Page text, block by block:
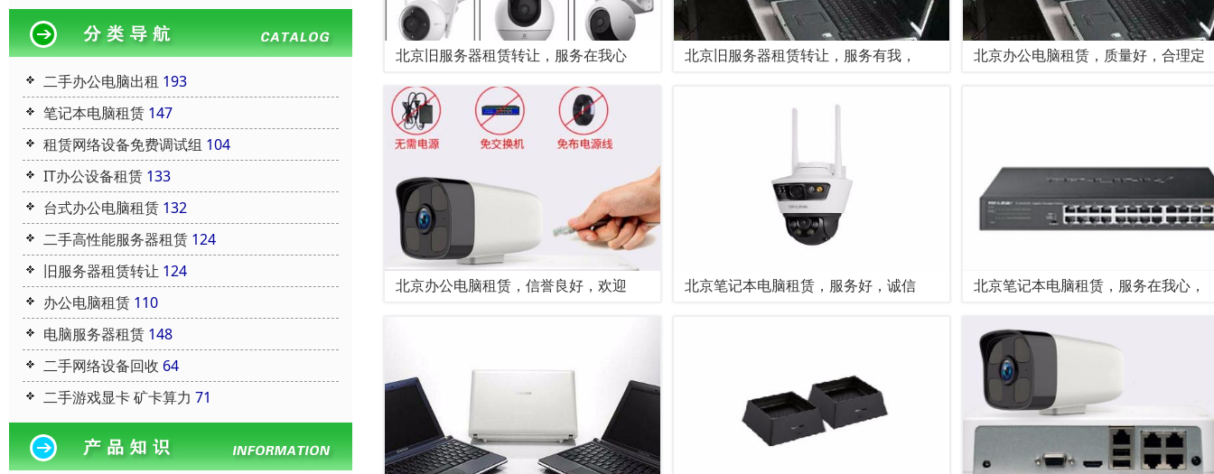
二手办公电脑出租 193
笔记本电脑租赁 147
租赁网络设备免费调试组 104
IT办公设备租赁 133
台式办公电脑租赁 132
二手高性能服务器租赁 124
旧服务器租赁转让 124
办公电脑租赁 110
电脑服务器租赁 148
二手网络设备回收 64
二手游戏显卡 矿卡算力 71
北京旧服务器租赁转让，服务在我心 北京旧服务器租赁转让，服务有我， 北京办公电脑租赁，质量好，合理定
北京办公电脑租赁，信誉良好，欢迎 北京笔记本电脑租赁，服务好，诚信 北京笔记本电脑租赁，服务在我心，